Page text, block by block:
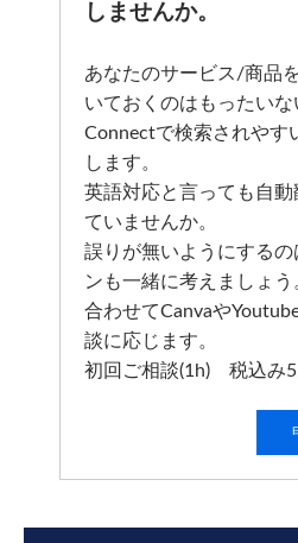
しませんか。
あなたのサービス/商品
いておくのはもったいな
Connectで検索されやす
します。
英語対応と言っても自
ていませんか。
誤りが無いようにする
ンも一緒に考えましょう
合わせてCanvaや
談に応じます。
初回ご相談(1h) 税込み